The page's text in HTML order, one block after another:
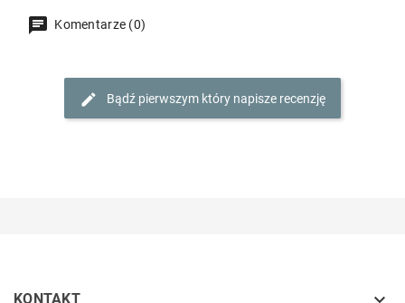
Komentarze (0)
Bądź pierwszym który napisze recenzję
KONTAKT